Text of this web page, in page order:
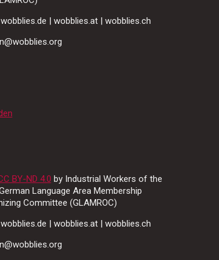
| wobblies.at | wobblies.ch
BY-ND 4.0 by Industrial Workers of the
Language Area Membership
Committee (GLAMROC)
| wobblies.at | wobblies.ch